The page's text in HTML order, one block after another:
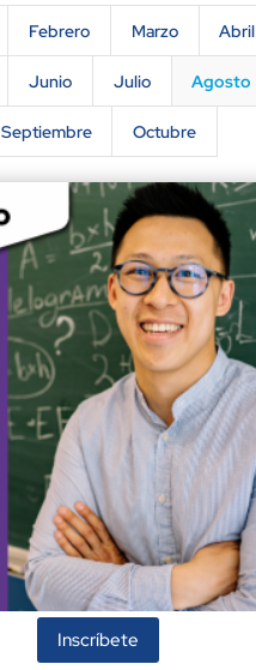
Febrero Marzo Abril
Junio Julio Agosto
Septiembre Octubre
Inscríbete